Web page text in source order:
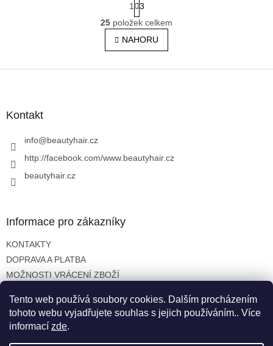
Tento web používá soubory cookies. Dalším procházením
tohoto webu vyjadřujete souhlas s jejich používáním.. Více
informací zde.
O
v
l
á
y
t
r
á
n
k
v
1
3
25 položek celkem
NAHORU
Kontakt
info@beautyhair.cz
http://facebook.com/www.beautyhair.cz
beautyhair.cz
Informace pro zákazníky
KONTAKTY
DOPRAVA A PLATBA
MOŽNOSTI VRÁCENÍ ZBOŽÍ
OCHRANA OSOBNÍCH ÚDAJŮ